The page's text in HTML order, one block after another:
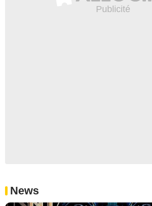
News